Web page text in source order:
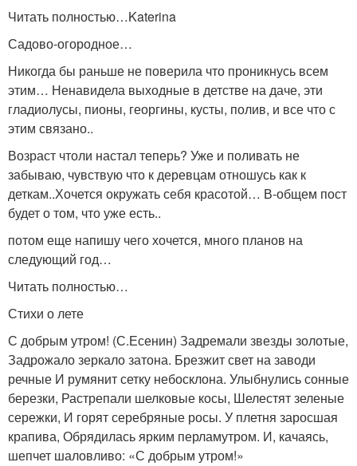
Читать полностью…Katerina
Садово-огородное…
Никогда бы раньше не поверила что проникнусь всем
этим… Ненавидела выходные в детстве на даче, эти
гладиолусы, пионы, георгины, кусты, полив, и все что с
этим связано..
Возраст чтоли настал теперь? Уже и поливать не
забываю, чувствую что к деревцам отношусь как к
деткам..Хочется окружать себя красотой… В-общем пост
будет о том, что уже есть..
потом еще напишу чего хочется, много планов на
следующий год…
Читать полностью…
Стихи о лете
С добрым утром! (С.Есенин) Задремали звезды золотые,
Задрожало зеркало затона. Брезжит свет на заводи
речные И румянит сетку небосклона. Улыбнулись сонные
березки, Растрепали шелковые косы, Шелестят зеленые
сережки, И горят серебряные росы. У плетня заросшая
крапива, Обрядилась ярким перламутром. И, качаясь,
шепчет шаловливо: «С добрым утром!»